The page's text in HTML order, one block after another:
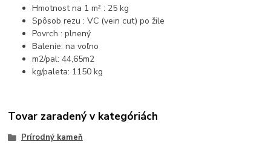
Hmotnost na 1 m² : 25 kg
Spôsob rezu : VC (vein cut) po žile
Povrch : plnený
Balenie: na voľno
m2/pal: 44,65m2
kg/paleta: 1150 kg
Tovar zaradený v kategóriách
Prírodný kameň